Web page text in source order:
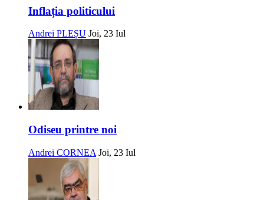
Inflația politicului
Andrei PLEȘU Joi, 23 Iul
Odiseu printre noi
Andrei CORNEA Joi, 23 Iul